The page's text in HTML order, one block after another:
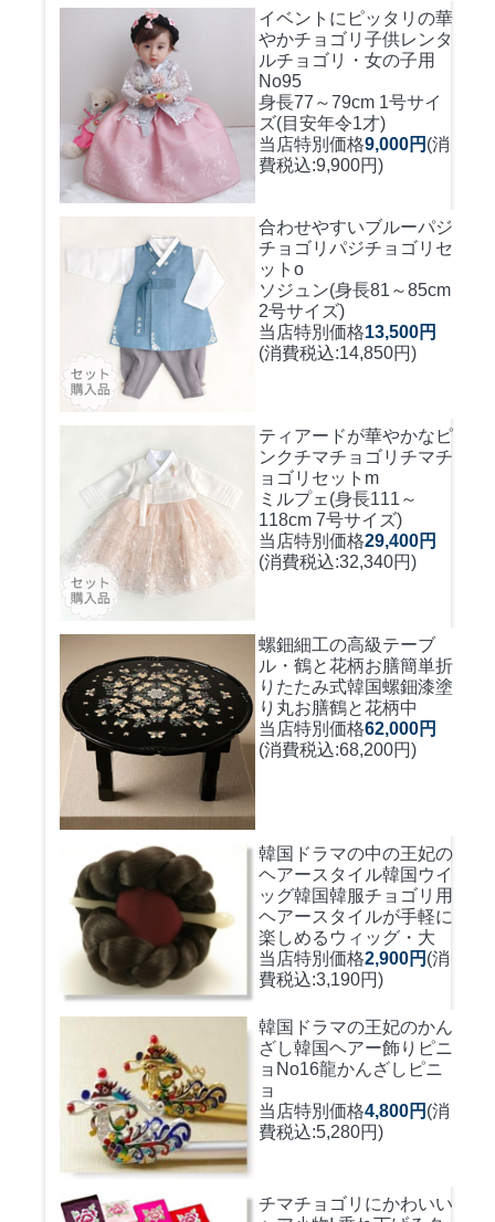
イベントにピッタリの華
やかチョゴリ 子供レンタ
ルチョゴリ・女の子用
No95
身長77～79cm 1号サイ
ズ(目安年令1才)
当店特別価格9,000円 (消
費税込:9,900円)
合わせやすいブルーパジ
チョゴリ パジチョゴリセ
ットo
ソジュン(身長81～85cm
2号サイズ)
当店特別価格13,500円
(消費税込:14,850円)
ティアードが華やかなピ
ンクチマチョゴリ チマチ
ョゴリセットm
ミルプェ(身長111～
118cm 7号サイズ)
当店特別価格29,400円
(消費税込:32,340円)
螺鈿細工の高級テーブ
ル・鶴と花柄お膳簡単折
りたたみ式韓国螺鈿漆塗
り丸お膳鶴と花柄中
当店特別価格62,000円
(消費税込:68,200円)
韓国ドラマの中の王妃の
ヘアースタイル韓国ウイ
ッグ韓国韓服チョゴリ用
ヘアースタイルが手軽に
楽しめるウィッグ・大
当店特別価格2,900円 (消
費税込:3,190円)
韓国ドラマの王妃のかん
ざし韓国ヘアー飾りピニ
ョNo16龍かんざしピニ
ョ
当店特別価格4,800円 (消
費税込:5,280円)
チマチョゴリにかわいい